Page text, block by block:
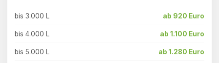
bis 3.000 L ab 920 Euro
bis 4.000 L ab 1.100 Euro
bis 5.000 L ab 1.280 Euro